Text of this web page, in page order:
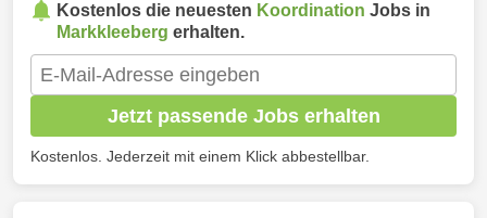
Kostenlos die neuesten Koordination Jobs in
Markkleeberg erhalten.
Jetzt passende Jobs erhalten
Kostenlos. Jederzeit mit einem Klick abbestellbar.